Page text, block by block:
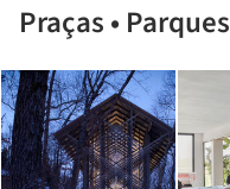
Praças • Parques